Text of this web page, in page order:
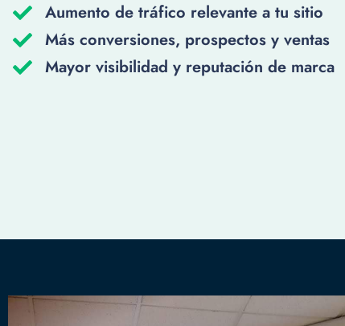
Aumento de tráfico relevante a tu sitio
Más conversiones, prospectos y ventas
Mayor visibilidad y reputación de marca